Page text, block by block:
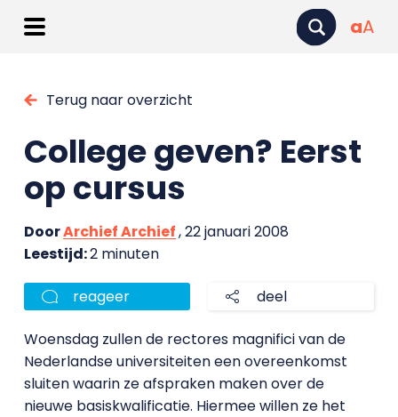
aA
Terug naar overzicht
College geven? Eerst
op cursus
DoorArchief Archief, 22 januari 2008
Leestijd:2 minuten
reageer deel
Woensdag zullen de rectores magnifici van de
Nederlandse universiteiten een overeenkomst
sluiten waarin ze afspraken maken over de
nieuwe basiskwalificatie. Hiermee willen ze het